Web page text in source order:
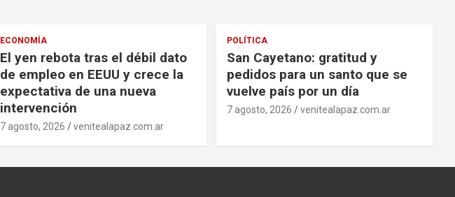
ECONOMÍA
El yen rebota tras el débil dato
de empleo en EEUU y crece la
expectativa de una nueva
intervención
7 agosto, 2026 venitealapaz.com.ar
POLÍTICA
San Cayetano: gratitud y
pedidos para un santo que se
vuelve país por un día
7 agosto, 2026 venitealapaz.com.ar